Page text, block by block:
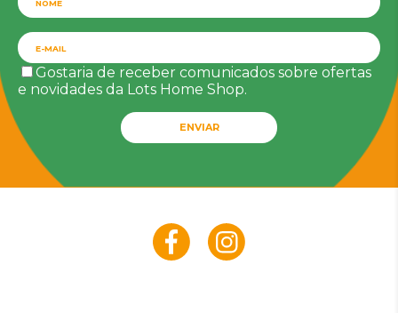
Gostaria de receber comunicados sobre ofertas
e novidades da Lots Home Shop.
ENVIAR